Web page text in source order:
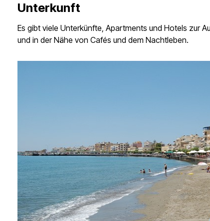
Unterkunft
Es gibt viele Unterkünfte, Apartments und Hotels zur
und in der Nähe von Cafés und dem Nachtleben.